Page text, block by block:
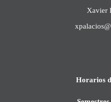
Xavier
Horarios